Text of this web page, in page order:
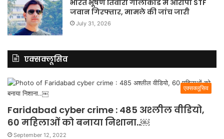
भारत भूषण तिवारी गोलीकांड में आरोपी STF
जवान गिरफ्तार, मामले की जांच जारी
July 31, 2026
एक्सक्लूसिव
एक्सक्लूसिव
Faridabad cyber crime : 485 अश्लील वीडियो,
60 महिलाओं को बनाया निशाना..￼
September 12, 2022